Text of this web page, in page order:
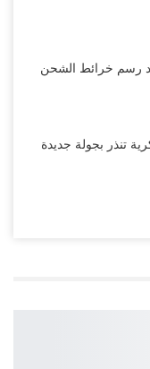
رسم خرائط الشحن
تنذر بجولة جديدة